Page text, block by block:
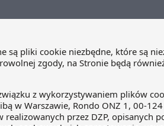
udziału prawnika. Wystarczy jedynie
swoje roszczenia (kwota i za jaki
… stawić się w sądzie pracy w
opłatom. Były pracodawca może
właśnie trzy lata, aby
kolegę z pracy, którym przysługują